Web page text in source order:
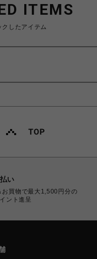
ITEMS
クしたアイテム
い
お買物で最大1,500円分の
ント進呈